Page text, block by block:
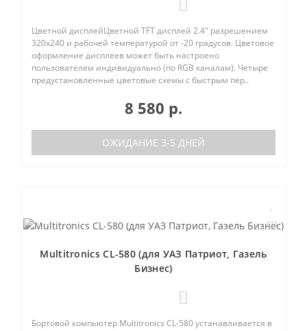
Цветной дисплейЦветной TFT дисплей 2.4" разрешением
320х240 и рабочей температурой от -20 градусов. Цветовое
оформление дисплеев может быть настроено
пользователем индивидуально (по RGB каналам). Четыре
предустановленные цветовые схемы с быстрым пер..
8 580 р.
ОЖИДАНИЕ 3-5 ДНЕЙ
Multitronics CL-580 (для УАЗ Патриот, Газель
Бизнес)
Бортовой компьютер Multitronics CL-580 устанавливается в